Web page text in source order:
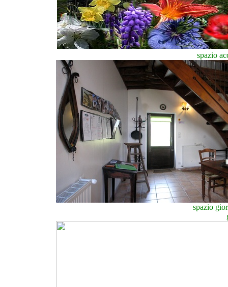
spazio
spazio